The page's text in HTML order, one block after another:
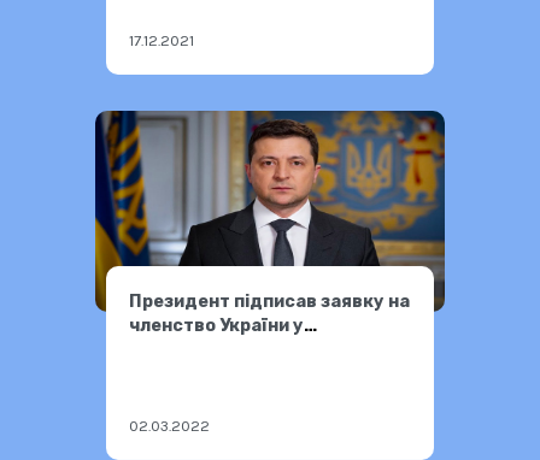
17.12.2021
Президент підписав заявку на
членство України у
02.03.2022